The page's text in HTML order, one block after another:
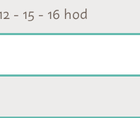
- 15 - 16 hod